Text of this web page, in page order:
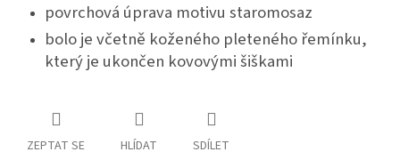
povrchová úprava motivu staromosaz
bolo je včetně koženého pleteného řemínku,
který je ukončen kovovými šiškami
ZEPTAT SE HLÍDAT SDÍLET